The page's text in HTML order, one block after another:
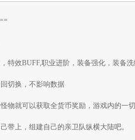
特效BUFF,职业进阶，装备强化，装备
切换，不影响数据
物就可以获取全货币奖励，游戏内的一
带上，组建自己的亲卫队纵横大陆吧。